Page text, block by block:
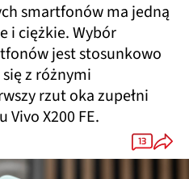
smartfonów ma jedną
i ciężkie. Wybór
jest stosunkowo
z różnymi
rzut oka zupełni
X200 FE.
13